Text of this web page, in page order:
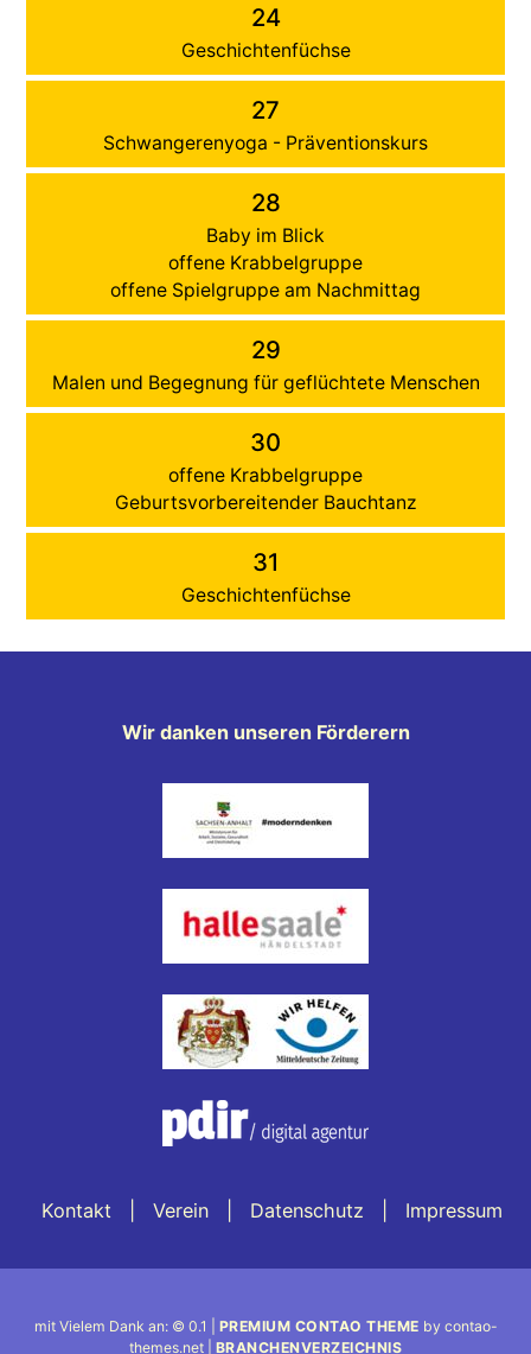
24
Geschichtenfüchse
27
Schwangerenyoga - Präventionskurs
28
Baby im Blick
offene Krabbelgruppe
offene Spielgruppe am Nachmittag
29
Malen und Begegnung für geflüchtete Menschen
30
offene Krabbelgruppe
Geburtsvorbereitender Bauchtanz
31
Geschichtenfüchse
Wir danken unseren Förderern
Kontakt Verein Datenschutz Impressum
mit Vielem Dank an: © 0.1 | PREMIUM CONTAO THEME by contao-
themes.net | BRANCHENVERZEICHNIS